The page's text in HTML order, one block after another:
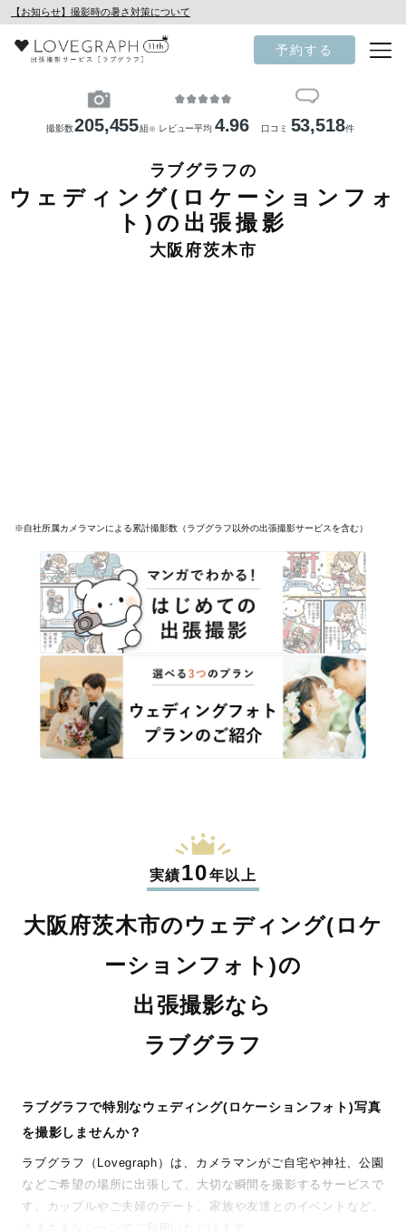
【お知らせ】撮影時の暑さ対策について
予約する
撮影数205,455組 ※ レビュー平均 4.96 口コミ 53,518件
ラブグラフの
ウェディング(ロケーションフォ
ト)の出張撮影
大阪府茨木市
※自社所属カメラマンによる累計撮影数（ラブグラフ以外の出張撮影サービスを含む）
実績10年以上
大阪府茨木市のウェディング(ロケ
ーションフォト)の
出張撮影なら
ラブグラフ
ラブグラフで特別なウェディング(ロケーションフォト)写真
を撮影しませんか？
ラブグラフ（Lovegraph）は、カメラマンがご自宅や神社、公園
などご希望の場所に出張して、大切な瞬間を撮影するサービスで
す。カップルやご夫婦のデート、家族や友達とのイベントなど、